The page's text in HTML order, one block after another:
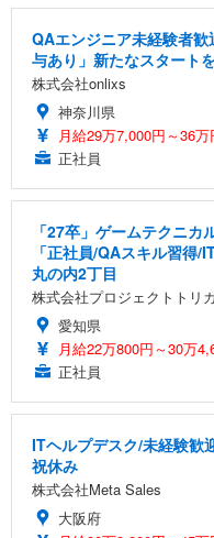
QAエンジニア未経験者
与あり」新たなスタート
株式会社onlixs
神奈川県
月給29万7,000円～36万
正社員
「27卒」ゲームテクニ
「正社員/QAスキル習得
丸の内2丁目
株式会社プロジェクトトリ
愛知県
月給22万800円～30万
正社員
ITヘルプデスク/未経験歓
祝休み
株式会社Meta Sales
大阪府